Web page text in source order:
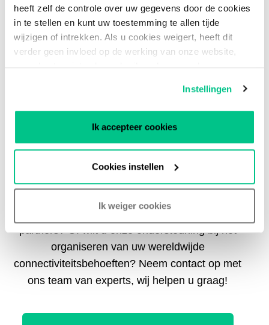
heeft zelf de controle over uw gegevens door de cookies
in te stellen en kunt uw toestemming te allen tijde
wijzigen of intrekken. Als u cookies weigert, heeft dit
verder geen invloed op de werking van onze website,
maar kunt u niet volop gebruik maken van al onze
Instellingen
Ik accepteer cookies
Cookies instellen
Ik weiger cookies
raceserie, en verschillende regionale
sportnetwerken.
Neem contact op met
onze experts
Hebt u meer informatie nodig over onze
partners? Of wilt u onze ondersteuning bij het
organiseren van uw wereldwijde
connectiviteitsbehoeften? Neem contact op met
ons team van experts, wij helpen u graag!